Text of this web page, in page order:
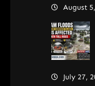
August
July 27,